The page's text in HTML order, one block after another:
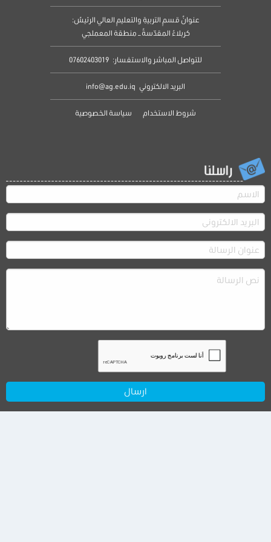
عنوانُ قسمِ التربيةِ والتعليمِ العالي الرئيسُ:
كربلاءُ المقدّسةُ – منطقة المعملجي
للتواصل المباشر والاستفسار: 07602403019
البريد الالكتروني info@ag.edu.iq
شروط الاستخدام سياسة الخصوصية